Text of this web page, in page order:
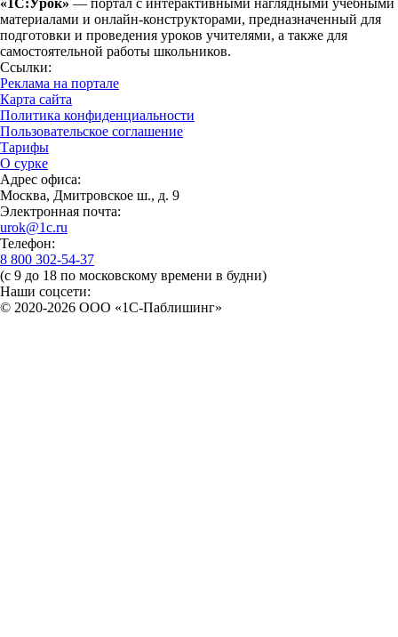
материалами и онлайн-конструкторами, предназначенный для
подготовки и проведения уроков учителями, а также для
самостоятельной работы школьников.
Ссылки:
Реклама на портале
Карта сайта
Политика конфиденциальности
Пользовательское соглашение
Тарифы
О сурке
Адрес офиса:
Москва, Дмитровское ш., д. 9
Электронная почта:
urok@1c.ru
Телефон:
8 800 302-54-37
(с 9 до 18 по московскому времени в будни)
Наши соцсети:
© 2020-2026 OOO «1С-Паблишинг»